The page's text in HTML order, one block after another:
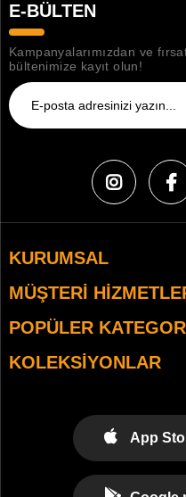
E-BÜLTEN
Kampanyalarımızdan ve
bültenimize kayıt olun!
KURUMSAL
MÜŞTERI
POPÜLER
KOLEKSIYONLAR
App